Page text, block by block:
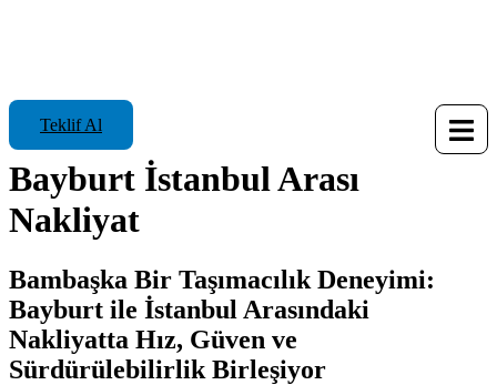
Teklif Al
Bayburt İstanbul Arası
Nakliyat
Bambaşka Bir Taşımacılık Deneyimi:
Bayburt ile İstanbul Arasındaki
Nakliyatta Hız, Güven ve
Sürdürülebilirlik Birleşiyor